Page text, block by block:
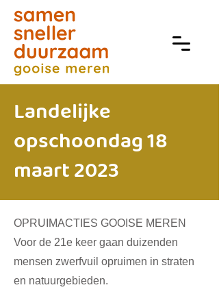
Landelijke
opschoondag 18
maart 2023
OPRUIMACTIES GOOISE MEREN
Voor de 21e keer gaan duizenden
mensen zwerfvuil opruimen in straten
en natuurgebieden.